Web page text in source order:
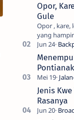
Opor,
Gule
Opor , kare,
yang
sendiri
Mencari
Jenis
Rasanya